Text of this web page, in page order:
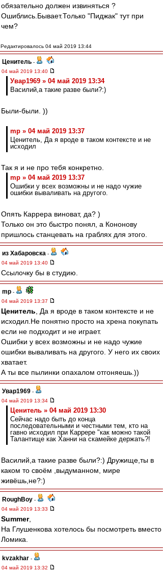
обязательно должен извиняться ?
Ошиблись.Бывает.Только "Пиджак" тут при
чем?
Редактировалось 04 май 2019 13:44
Ценитель -
04 май 2019 13:40
Увар1969 » 04 май 2019 13:34
Василий,а такие разве были?:)
Были-были. ))
mp » 04 май 2019 13:37
Ценитель, Да я вроде в таком контексте и не
исходил
Так я и не про тебя конкретно.
mp » 04 май 2019 13:37
Ошибки у всех возможны и не надо чужие
ошибки вываливать на другого.
Опять Каррера виноват, да? )
Только он это быстро понял, а Кононову
пришлось станцевать на граблях для этого.
из Хабаровска -
04 май 2019 13:40
Ссылочку бы в студию.
mp -
04 май 2019 13:37
Ценитель , Да я вроде в таком контексте и не
исходил.Не понятно просто на хрена покупать
если не подходит и не играет.
Ошибки у всех возможны и не надо чужие
ошибки вываливать на другого. У него их своих
хватает.
А ты все пылинки опахалом отгоняешь.))
Увар1969 -
04 май 2019 13:34
Ценитель » 04 май 2019 13:30
Сейчас надо быть до конца
последовательными и честными тем, кто на
гавно исходил при Каррере "как можно такой
Талантище как Ханни на скамейке держать?!
Василий,а такие разве были?:) Дружище,ты в
каком то своём ,выдуманном, мире
живёшь,не?:)
RoughBoy -
04 май 2019 13:33
Summer,
На Глушенкова хотелось бы посмотреть вместо
Ломика.
kvzakhar -
04 май 2019 13:32